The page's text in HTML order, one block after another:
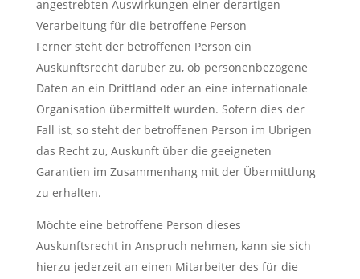
angestrebten Auswirkungen einer derartigen
Verarbeitung für die betroffene Person
Ferner steht der betroffenen Person ein
Auskunftsrecht darüber zu, ob personenbezogene
Daten an ein Drittland oder an eine internationale
Organisation übermittelt wurden. Sofern dies der
Fall ist, so steht der betroffenen Person im Übrigen
das Recht zu, Auskunft über die geeigneten
Garantien im Zusammenhang mit der Übermittlung
zu erhalten.
Möchte eine betroffene Person dieses
Auskunftsrecht in Anspruch nehmen, kann sie sich
hierzu jederzeit an einen Mitarbeiter des für die